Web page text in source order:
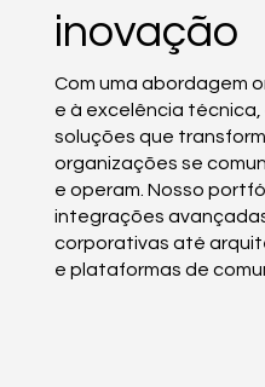
inovação
Com uma abordagem
e à excelência
soluções que
organizações se
e operam. Nosso
integrações
corporativas até
e plataformas de